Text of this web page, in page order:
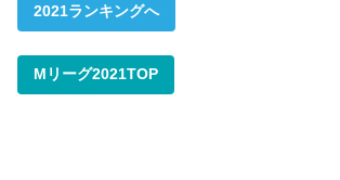
2021ランキングへ
Mリーグ2021TOP